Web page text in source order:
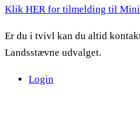
Klik HER for tilmelding til Mini
Er du i tvivl kan du altid
Landsstævne udvalget.
Login